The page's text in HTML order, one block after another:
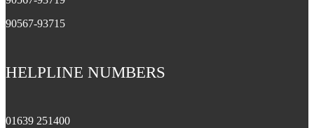
90567-93715
HELPLINE NUMBERS
01639 251400